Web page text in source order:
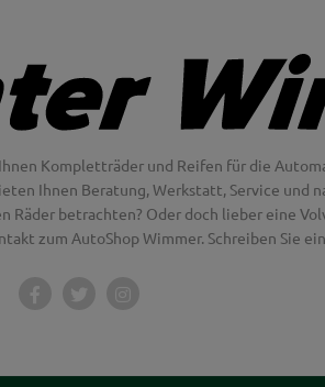
Kompletträder und Reifen für die
Ihnen Beratung, Werkstatt, Service
Räder betrachten? Oder doch lieber eine
zum AutoShop Wimmer. Schreiben Sie